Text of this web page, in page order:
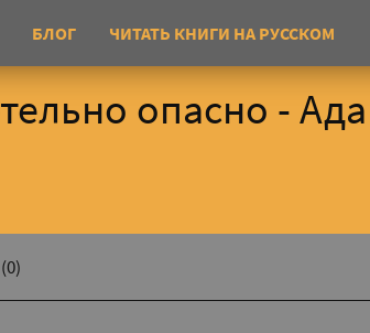
БЛОГ ЧИТАТЬ КНИГИ НА РУССКОМ
опасно - Ада
(0)